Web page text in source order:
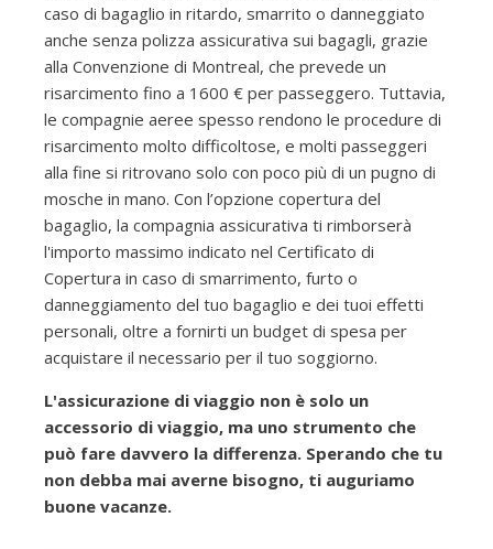
caso di bagaglio in ritardo, smarrito o danneggiato
anche senza polizza assicurativa sui bagagli, grazie
alla Convenzione di Montreal, che prevede un
risarcimento fino a 1600 € per passeggero. Tuttavia,
le compagnie aeree spesso rendono le procedure di
risarcimento molto difficoltose, e molti passeggeri
alla fine si ritrovano solo con poco più di un pugno di
mosche in mano. Con l’opzione copertura del
bagaglio, la compagnia assicurativa ti rimborserà
l'importo massimo indicato nel Certificato di
Copertura in caso di smarrimento, furto o
danneggiamento del tuo bagaglio e dei tuoi effetti
personali, oltre a fornirti un budget di spesa per
acquistare il necessario per il tuo soggiorno.
L'assicurazione di viaggio non è solo un
accessorio di viaggio, ma uno strumento che
può fare davvero la differenza. Sperando che tu
non debba mai averne bisogno, ti auguriamo
buone vacanze.